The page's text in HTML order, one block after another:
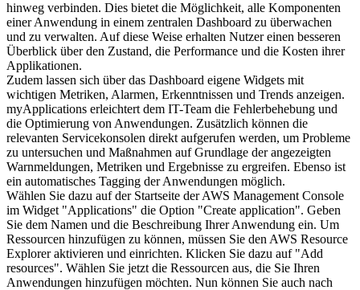
hinweg verbinden. Dies bietet die Möglichkeit, alle Komponenten
einer Anwendung in einem zentralen Dashboard zu überwachen
und zu verwalten. Auf diese Weise erhalten Nutzer einen besseren
Überblick über den Zustand, die Performance und die Kosten ihrer
Applikationen.
Zudem lassen sich über das Dashboard eigene Widgets mit
wichtigen Metriken, Alarmen, Erkenntnissen und Trends anzeigen.
myApplications erleichtert dem IT-Team die Fehlerbehebung und
die Optimierung von Anwendungen. Zusätzlich können die
relevanten Servicekonsolen direkt aufgerufen werden, um Probleme
zu untersuchen und Maßnahmen auf Grundlage der angezeigten
Warnmeldungen, Metriken und Ergebnisse zu ergreifen. Ebenso ist
ein automatisches Tagging der Anwendungen möglich.
Wählen Sie dazu auf der Startseite der AWS Management Console
im Widget "Applications" die Option "Create application". Geben
Sie dem Namen und die Beschreibung Ihrer Anwendung ein. Um
Ressourcen hinzufügen zu können, müssen Sie den AWS Resource
Explorer aktivieren und einrichten. Klicken Sie dazu auf "Add
resources". Wählen Sie jetzt die Ressourcen aus, die Sie Ihren
Anwendungen hinzufügen möchten. Nun können Sie auch nach